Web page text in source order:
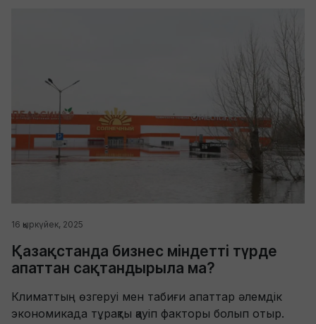
16 қыркүйек, 2025
Қазақстанда бизнес міндетті түрде
апаттан сақтандырыла ма?
Климаттың өзгеруі мен табиғи апаттар әлемдік
экономикада тұрақты қауіп факторы болып отыр.